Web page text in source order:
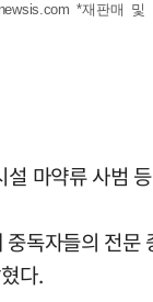
*재판매 및
마약류 사범
독자들의 전
다.